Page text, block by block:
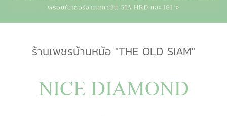
ร้านเพชรบ้านหม้อ "THE OLD SIAM"
NICE DIAMOND